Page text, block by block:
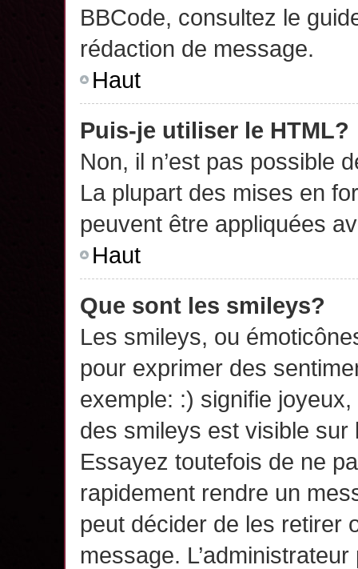
BBCode, consultez le
rédaction de message.
Haut
Puis-je utiliser le HTML?
Non, il n’est pas possible
La plupart des mises en
peuvent être appliquées
Haut
Que sont les smileys?
Les smileys, ou
pour exprimer des
exemple: :) signifie
des smileys est visible
Essayez toutefois de ne
rapidement rendre un
peut décider de les retirer
message.